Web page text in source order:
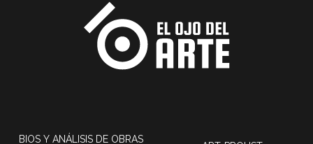
BIOS Y ANÁLISIS DE OBRAS